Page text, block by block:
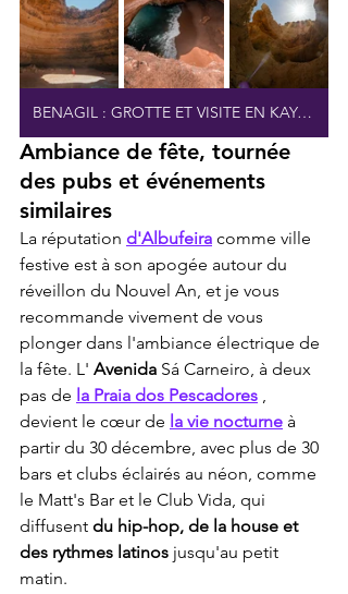
BENAGIL : GROTTE ET VISITE EN KAYAK
Ambiance de fête, tournée
des pubs et événements
similaires
La réputation d'Albufeira comme ville
festive est à son apogée autour du
réveillon du Nouvel An, et je vous
recommande vivement de vous
plonger dans l'ambiance électrique de
la fête. L' Avenida Sá Carneiro, à deux
pas de la Praia dos Pescadores ,
devient le cœur de la vie nocturne à
partir du 30 décembre, avec plus de 30
bars et clubs éclairés au néon, comme
le Matt's Bar et le Club Vida, qui
diffusent du hip-hop, de la house et
des rythmes latinos jusqu'au petit
matin.